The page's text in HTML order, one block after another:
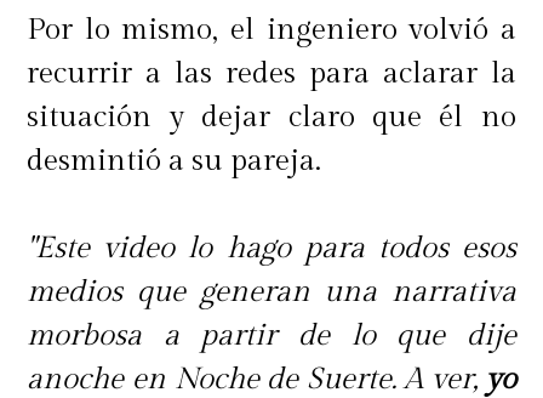
Por lo mismo, el ingeniero volvió a
recurrir a las redes para aclarar la
situación y dejar claro que él no
desmintió a su pareja.
"Este video lo hago para todos esos
medios que generan una narrativa
morbosa a partir de lo que dije
anoche en Noche de Suerte. A ver, yo